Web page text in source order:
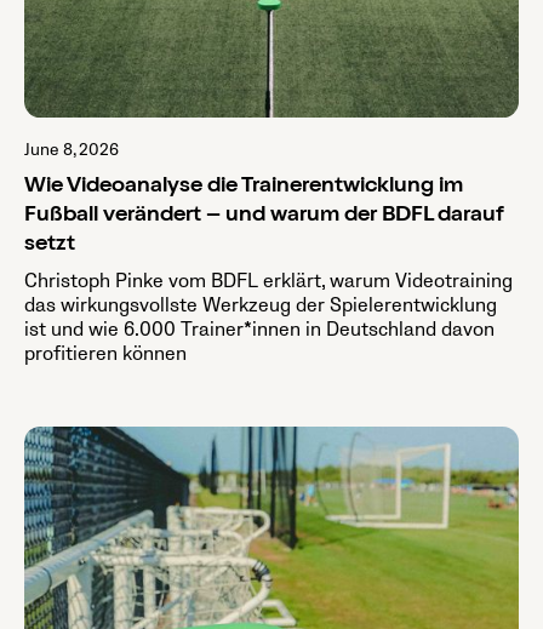
June 8, 2026
Wie Videoanalyse die Trainerentwicklung im
Fußball verändert – und warum der BDFL darauf
setzt
Christoph Pinke vom BDFL erklärt, warum Videotraining
das wirkungsvollste Werkzeug der Spielerentwicklung
ist und wie 6.000 Trainer*innen in Deutschland davon
profitieren können